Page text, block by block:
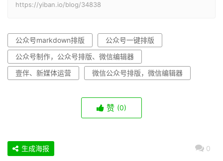
https://yiban.io/blog/34838
公众号markdown排版
公众号一键排版
公众号制作，公众号排版、微信编辑器
壹伴、新媒体运营
微信公众号排版，微信编辑器
赞 (0)
0
生成海报